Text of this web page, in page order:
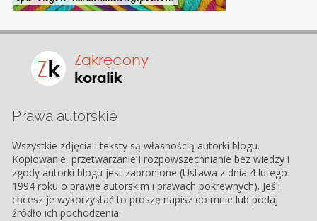
Prawa autorskie
Wszystkie zdjęcia i teksty są własnością autorki blogu.
Kopiowanie, przetwarzanie i rozpowszechnianie bez wiedzy i
zgody autorki blogu jest zabronione (Ustawa z dnia 4 lutego
1994 roku o prawie autorskim i prawach pokrewnych). Jeśli
chcesz je wykorzystać to proszę napisz do mnie lub podaj
źródło ich pochodzenia.